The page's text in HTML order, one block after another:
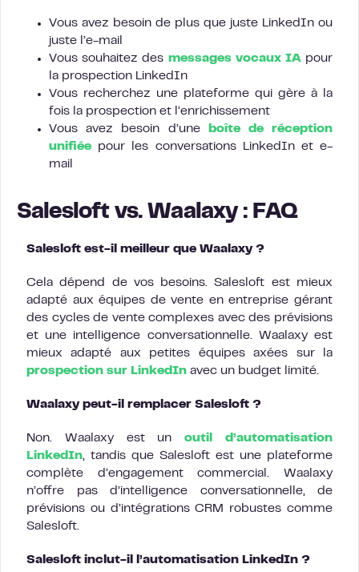
Vous avez besoin de plus que juste LinkedIn ou
juste l’e-mail
Vous souhaitez des messages vocaux IApour
la prospection LinkedIn
Vous recherchez une plateforme qui gère à la
fois la prospection et l’enrichissement
Vous avez besoin d’une
boîte de réception
unifiée pour les conversations LinkedIn et e-
mail
Salesloft vs. Waalaxy : FAQ
Salesloft est-il meilleur que Waalaxy ?
Cela dépend de vos besoins. Salesloft est mieux
adapté aux équipes de vente en entreprise gérant
des cycles de vente complexes avec des prévisions
et une intelligence conversationnelle. Waalaxy est
mieux adapté aux petites équipes axées sur la
prospection sur LinkedIn avec un budget limité.
Waalaxy peut-il remplacer Salesloft ?
Non. Waalaxy est unoutil d’automatisation
LinkedIn, tandis que Salesloft est une plateforme
complète d’engagement commercial. Waalaxy
n’offre pas d’intelligence conversationnelle, de
prévisions ou d’intégrations CRM robustes comme
Salesloft.
Salesloft inclut-il l’automatisation LinkedIn ?